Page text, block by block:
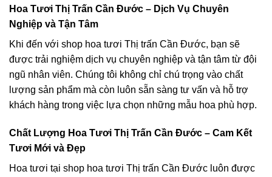
Hoa Tươi Thị Trấn Cần Đước – Dịch Vụ Chuyên
Nghiệp và Tận Tâm
Khi đến với shop hoa tươi Thị trấn Cần Đước, bạn sẽ
được trải nghiệm dịch vụ chuyên nghiệp và tận tâm từ đội
ngũ nhân viên. Chúng tôi không chỉ chú trọng vào chất
lượng sản phẩm mà còn luôn sẵn sàng tư vấn và hỗ trợ
khách hàng trong việc lựa chọn những mẫu hoa phù hợp.
Chất Lượng Hoa Tươi Thị Trấn Cần Đước – Cam Kết
Tươi Mới và Đẹp
Hoa tươi tại shop hoa tươi Thị trấn Cần Đước luôn được